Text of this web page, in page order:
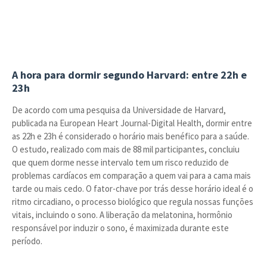
A hora para dormir segundo Harvard: entre 22h e
23h
De acordo com uma pesquisa da Universidade de Harvard,
publicada na European Heart Journal-Digital Health, dormir entre
as 22h e 23h é considerado o horário mais benéfico para a saúde.
O estudo, realizado com mais de 88 mil participantes, concluiu
que quem dorme nesse intervalo tem um risco reduzido de
problemas cardíacos em comparação a quem vai para a cama mais
tarde ou mais cedo. O fator-chave por trás desse horário ideal é o
ritmo circadiano, o processo biológico que regula nossas funções
vitais, incluindo o sono. A liberação da melatonina, hormônio
responsável por induzir o sono, é maximizada durante este
período.